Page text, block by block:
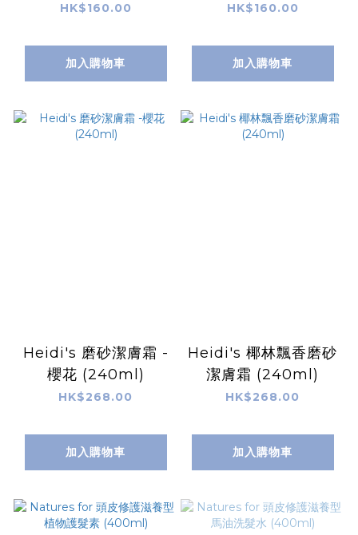
HK$160.00
加入購物車
HK$160.00
加入購物車
Heidi's 磨砂潔膚霜 -
櫻花 (240ml)
HK$268.00
加入購物車
Heidi's 椰林飄香磨砂
潔膚霜 (240ml)
HK$268.00
加入購物車